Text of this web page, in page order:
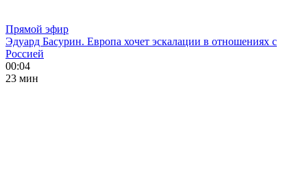
Прямой эфир
Эдуард Басурин. Европа хочет эскалации в отношениях с
Россией
00:04
23 мин